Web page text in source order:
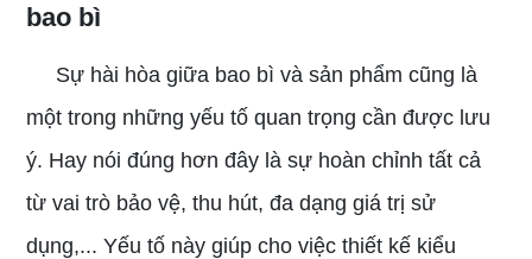
bao bì
Sự hài hòa giữa bao bì và sản phẩm cũng là
một trong những yếu tố quan trọng cần được lưu
ý. Hay nói đúng hơn đây là sự hoàn chỉnh tất cả
từ vai trò bảo vệ, thu hút, đa dạng giá trị sử
dụng,... Yếu tố này giúp cho việc thiết kế kiểu